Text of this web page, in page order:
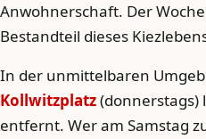
Anwohnerschaft. Der
Bestandteil dieses
In der unmittelbaren
Kollwitzplatz(donnerstags)
entfernt. Wer am Samstag